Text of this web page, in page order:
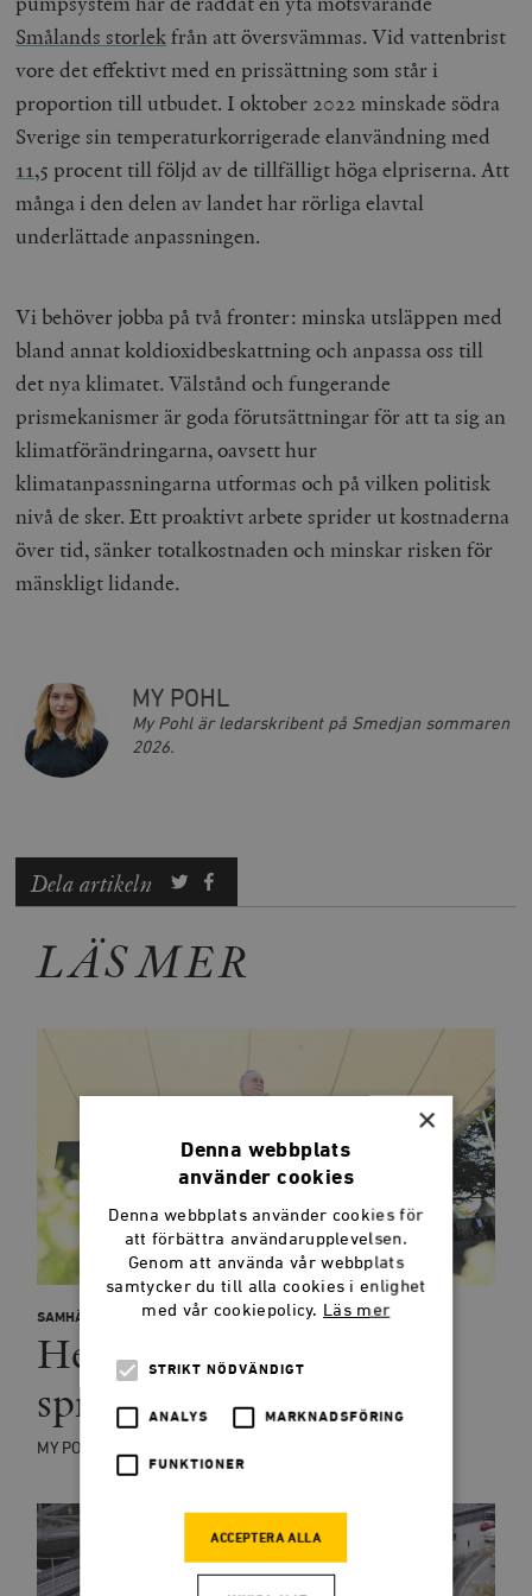
Smålands storlekfrån att översvämmas. Vid vattenbrist
vore det effektivt med en prissättning som står i
proportion till utbudet. I oktober 2022 minskade södra
Sverige sin temperaturkorrigerade elanvändning med
11,5 procent till följd av de tillfälligt höga elpriserna. Att
många i den delen av landet har rörliga elavtal
underlättade anpassningen.
Vi behöver jobba på två fronter: minska utsläppen med
bland annat koldioxidbeskattning och anpassa oss till
det nya klimatet. Välstånd och fungerande
prismekanismer är goda förutsättningar för att ta sig an
klimatförändringarna, oavsett hur
klimatanpassningarna utformas och på vilken politisk
nivå de sker. Ett proaktivt arbete sprider ut kostnaderna
över tid, sänker totalkostnaden och minskar risken för
mänskligt lidande.
MY POHL
My Pohl är ledarskribent på Smedjan sommaren
2026.
Dela artikeln
LÄS MER
SAMHÄLLE LEDARE
Helldéns gröna skal
spricker
MY POHL
×
Denna webbplats
använder cookies
Denna webbplats använder cookies för
att förbättra användarupplevelsen.
Genom att använda vår webbplats
samtycker du till alla cookies i enlighet
med vår cookiepolicy. Läs mer
STRIKT NÖDVÄNDIGT
ANALYS MARKNADSFÖRING
FUNKTIONER
ACCEPTERA ALLA